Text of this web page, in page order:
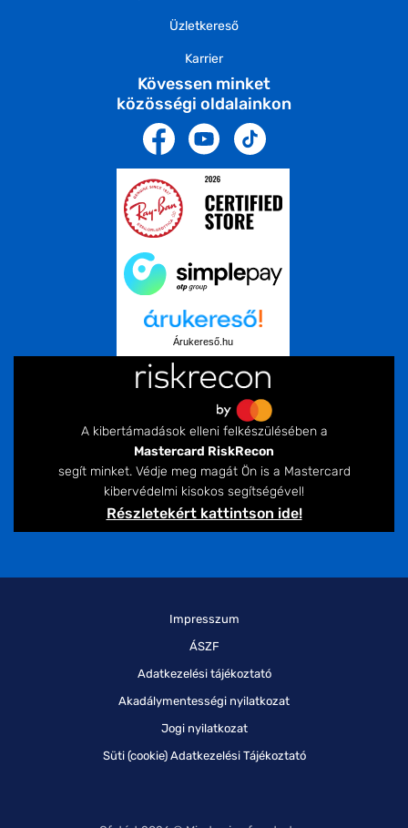
Üzletkereső
Karrier
Kövessen minket
közösségi oldalainkon
Árukereső.hu
A kibertámadások elleni felkészülésében a
Mastercard RiskRecon
segít minket. Védje meg magát Ön is a Mastercard
kibervédelmi kisokos segítségével!
Részletekért kattintson ide!
Impresszum
ÁSZF
Adatkezelési tájékoztató
Akadálymentességi nyilatkozat
Jogi nyilatkozat
Süti (cookie) Adatkezelési Tájékoztató